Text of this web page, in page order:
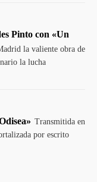
Pinto con «Un
la valiente obra de
la lucha
Transmitida en
por escrito